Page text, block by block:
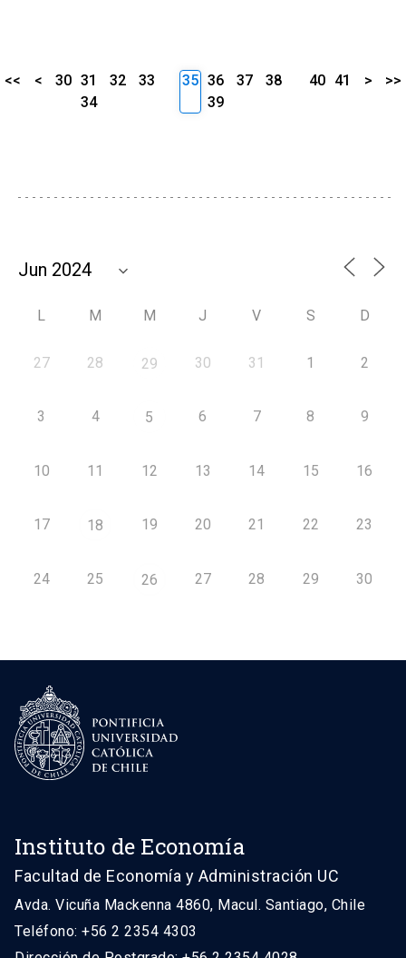
<< < 30 31 32
33
34
35 36 37
38
39
40 41 > >>
L M M J V S D
27 28 29 30 31 1 2
3 4 5 6 7 8 9
10 11 12 13 14 15 16
17 18 19 20 21 22 23
24 25 26 27 28 29 30
Instituto de Economía
Facultad de Economía y Administración UC
Avda. Vicuña Mackenna 4860, Macul. Santiago, Chile
Teléfono: +56 2 2354 4303